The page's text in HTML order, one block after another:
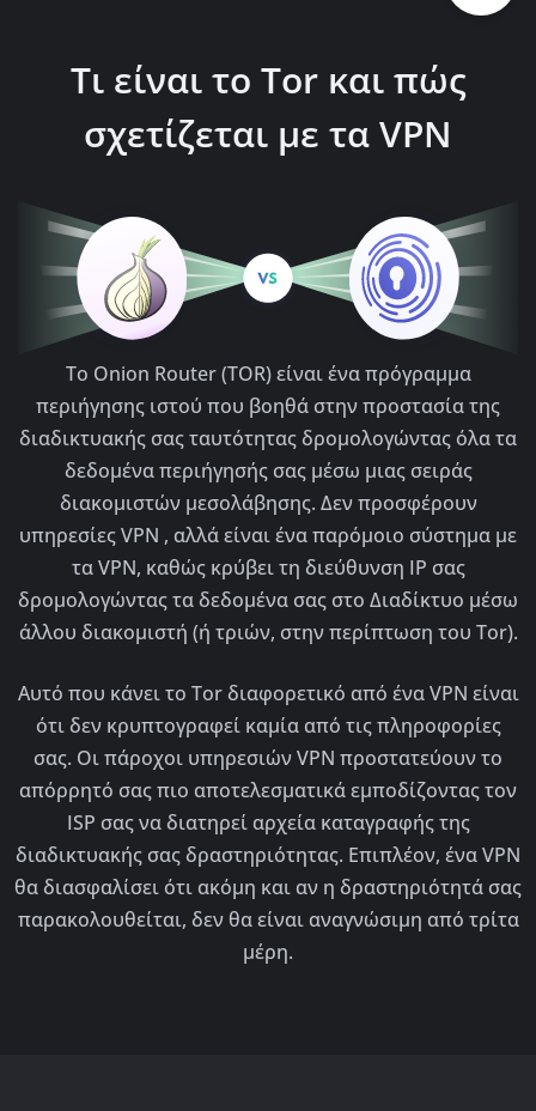
Τι είναι το Tor και πώς
σχετίζεται με τα VPN
Το Onion Router (TOR) είναι ένα πρόγραμμα
περιήγησης ιστού που βοηθά στην προστασία της
διαδικτυακής σας ταυτότητας δρομολογώντας όλα τα
δεδομένα περιήγησής σας μέσω μιας σειράς
διακομιστών μεσολάβησης. Δεν προσφέρουν
υπηρεσίες VPN , αλλά είναι ένα παρόμοιο σύστημα με
τα VPN, καθώς κρύβει τη διεύθυνση IP σας
δρομολογώντας τα δεδομένα σας στο Διαδίκτυο μέσω
άλλου διακομιστή (ή τριών, στην περίπτωση του Tor).
Αυτό που κάνει το Tor διαφορετικό από ένα VPN είναι
ότι δεν κρυπτογραφεί καμία από τις πληροφορίες
σας. Οι πάροχοι υπηρεσιών VPN προστατεύουν το
απόρρητό σας πιο αποτελεσματικά εμποδίζοντας τον
ISP σας να διατηρεί αρχεία καταγραφής της
διαδικτυακής σας δραστηριότητας. Επιπλέον, ένα VPN
θα διασφαλίσει ότι ακόμη και αν η δραστηριότητά σας
παρακολουθείται, δεν θα είναι αναγνώσιμη από τρίτα
μέρη.